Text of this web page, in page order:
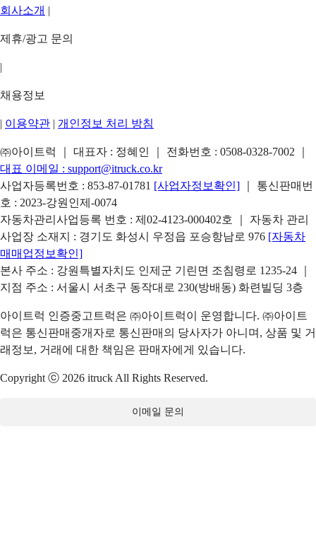
회사소개 |
제휴/광고 문의
|
채용정보
| 이용약관 | 개인정보 처리 방침
㈜아이트럭 ｜ 대표자 : 정혜인 ｜ 전화번호 : 0508-0328-7002
대표 이메일 : support@itruck.co.kr
사업자등록번호 : 853-87-01781 [사업자정보확인]
｜ 통신판매번
호 : 2023-강원인제-0074
자동차관리사업등록 번호 : 제02-4123-000402호 ｜ 자동차 관리
사업장 소재지 : 경기도 화성시 우정읍 포승항남로 976 [자동차
매매업정보확인]
본사 주소 : 강원특별자치도 인제군 기린면 조침령로 1235-24 ｜
지점 주소 : 서울시 서초구 동작대로 230(방배동) 화련빌딩 3층
아이트럭 인증중고트럭은 ㈜아이트럭이 운영합니다. ㈜아이트
럭은 통신판매중개자로 통신판매의 당사자가 아니며, 상품 및 거
래정보, 거래에 대한 책임은 판매자에게 있습니다.
Copyright ⓒ 2026 itruck All Rights Reserved.
이메일 문의